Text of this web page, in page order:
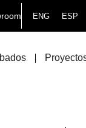
ENG ESP